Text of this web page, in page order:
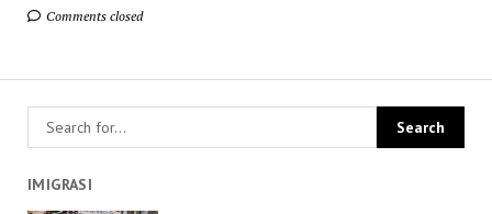
Comments closed
IMIGRASI